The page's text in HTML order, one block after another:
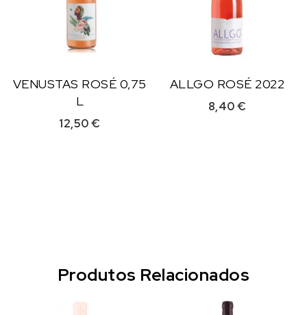
VENUSTAS ROSÉ 0,75
L
12,50€
ALLGO ROSÉ 2022
8,40€
Produtos Relacionados